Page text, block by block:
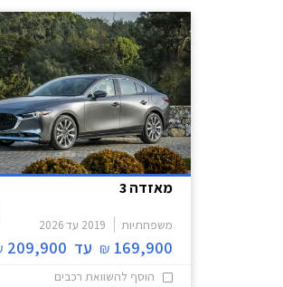
מאזדה 3
משפחתיות 2019 עד2026
169,900
₪ עד 209,900
הוסף להשוואת רכבים